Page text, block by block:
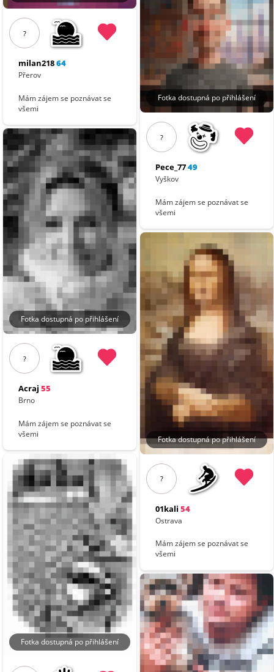
?
milan21864
Přerov
Mám zájem se poznávat se
všemi
Fotka dostupná po přihlášení
?
Acraj 55
Brno
Mám zájem se poznávat se
všemi
Fotka dostupná po přihlášení
Fotka dostupná po přihlášení
?
Pece_7749
Vyškov
Mám zájem se poznávat se
všemi
Fotka dostupná po přihlášení
?
01kali 54
Ostrava
Mám zájem se poznávat se
všemi